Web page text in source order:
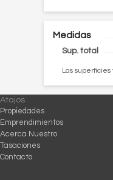
Medidas
Sup. total
Las
Atajos
Propiedades
Emprendimientos
Acerca Nuestro
Tasaciones
Contacto